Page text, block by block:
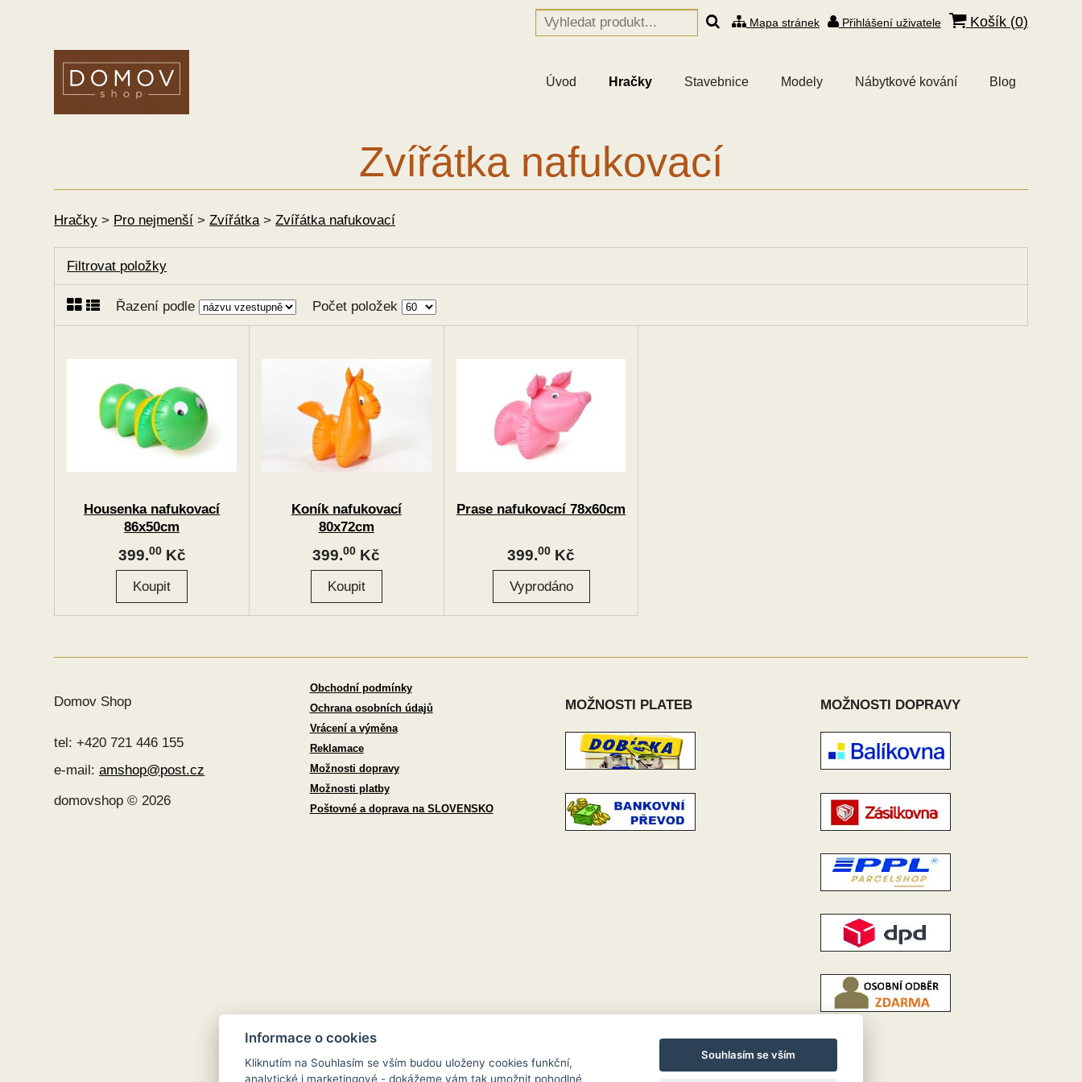
Mapa stránek Přihlášení uživatele Košík (0)
Úvod Hračky Stavebnice Modely Nábytkové kování Blog
Zvířátka nafukovací
Hračky > Pro nejmenší > Zvířátka > Zvířátka nafukovací
Filtrovat položky
Řazení podle Počet položek
Housenka nafukovací
86x50cm
399.00Kč
Koník nafukovací
80x72cm
399.00 Kč
Prase nafukovací 78x60cm
399.00 Kč
Domov Shop
tel: +420 721 446 155
e-mail:amshop@post.cz
domovshop © 2026
Obchodní podmínky
Ochrana osobních údajů
Vrácení a výměna
Reklamace
Možnosti dopravy
Možnosti platby
Poštovné a doprava na SLOVENSKO
MOŽNOSTI PLATEB MOŽNOSTI DOPRAVY
Informace o cookies
Kliknutím na Souhlasím se vším budou uloženy cookies funkční,
analytické i marketingové - dokážeme vám tak umožnit pohodlné
Souhlasím se vším